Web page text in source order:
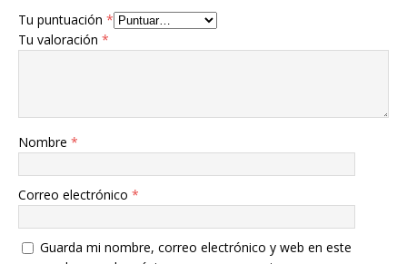
Tu puntuación *
Tu valoración *
Nombre *
Correo electrónico *
Guarda mi nombre, correo electrónico y web en este